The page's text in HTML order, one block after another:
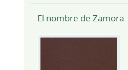
El nombre de Zamora